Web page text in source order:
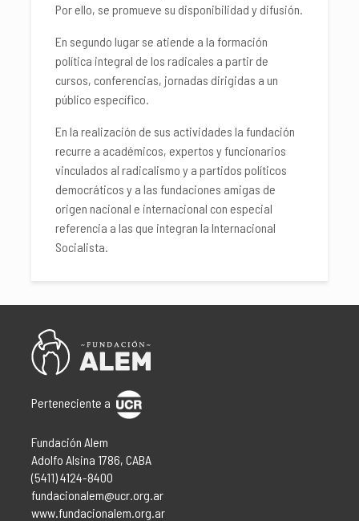
Por ello, se promueve su disponibilidad y difusión.
En segundo lugar se atiende a la formación
política integral de los radicales a partir de
cursos, conferencias, jornadas dirigidas a un
público específico.
En la realización de sus actividades la fundación
recurre a académicos, expertos y funcionarios
vinculados al radicalismo y a partidos políticos
democráticos y a las fundaciones amigas de
origen nacional e internacional con especial
referencia a las que integran la Internacional
Socialista.
Perteneciente a
Fundación Alem
Adolfo Alsina 1786, CABA
(5411) 4124-8400
fundacionalem@ucr.org.ar
www.fundacionalem.org.ar